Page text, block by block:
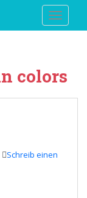
colors
Schreib einen